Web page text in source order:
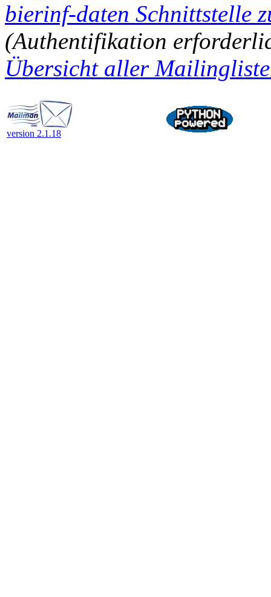
bierinf-daten Schnittstelle
(Authentifikation
Übersicht aller
version 2.1.18